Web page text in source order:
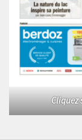
Cliquez